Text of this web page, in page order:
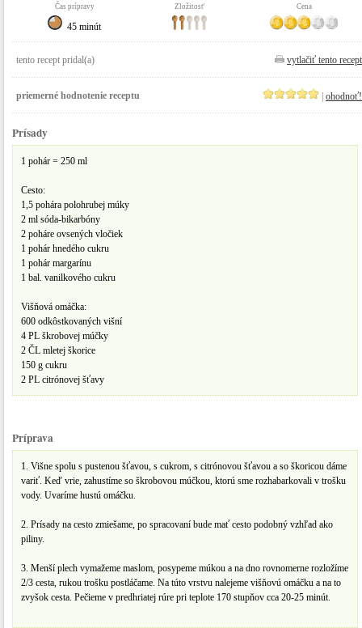
Čas prípravy Zložitosť Cena
45 minút
tento recept pridal(a) vytlačiť tento recept
priemerné hodnotenie receptu ohodnoť!
Prísady
1 pohár = 250 ml
Cesto:
1,5 pohára polohrubej múky
2 ml sóda-bikarbóny
2 poháre ovsených vločiek
1 pohár hnedého cukru
1 pohár margarínu
1 bal. vanilkového cukru
Višňová omáčka:
600 odkôstkovaných višní
4 PL škrobovej múčky
2 ČL mletej škorice
150 g cukru
2 PL citrónovej šťavy
Príprava
1. Višne spolu s pustenou šťavou, s cukrom, s citrónovou šťavou a so škoricou dáme
variť. Keď vrie, zahustíme so škrobovou múčkou, ktorú sme rozhabarkovali v trošku
vody. Uvaríme hustú omáčku.
2. Prísady na cesto zmiešame, po spracovaní bude mať cesto podobný vzhľad ako
piliny.
3. Menší plech vymažeme maslom, posypeme múkou a na dno rovnomerne rozložíme
2/3 cesta, rukou trošku postláčame. Na túto vrstvu nalejeme višňovú omáčku a na to
zvyšok cesta. Pečieme v predhriatej rúre pri teplote 170 stupňov cca 20-25 minút.